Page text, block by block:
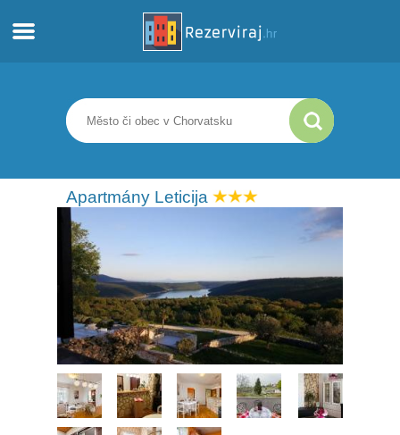
Apartmány
Turistické informace
Webkamery
Seznamte se s Chorvatskem
Muzea
Apartmány Leticija